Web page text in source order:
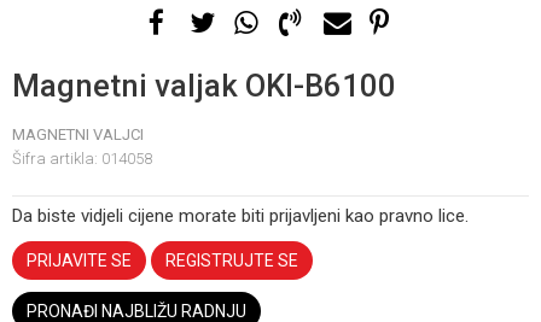
Magnetni valjak OKI-B6100
MAGNETNI VALJCI
Šifra artikla: 014058
Da biste vidjeli cijene morate biti prijavljeni kao pravno lice.
PRIJAVITE SE REGISTRUJTE SE
PRONAĐI NAJBLIŽU RADNJU